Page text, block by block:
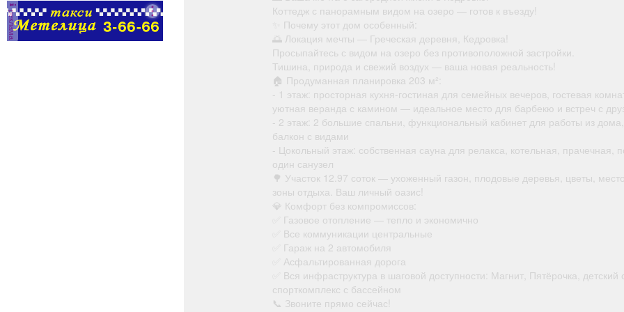
администраторов.
Условия: График:
Сменный Занятость:
Постоянная Способ
реклама
Коттедж с панорамным видом на озеро — готов к въезду!
✨ Почему этот дом особенный:
🌅 Локация мечты — Греческая деревня, Кедровка!
Просыпайтесь с видом на озеро без противоположной застройки.
Тишина, природа и свежий воздух — ваша новая реальность!
🏠 Продуманная планировка 203 м²:
- 1 этаж: просторная кухня-гостиная для семейных вечеров, гостевая
уютная веранда с камином — идеальное место для барбекю и встреч с
- 2 этаж: 2 большие спальни, функциональный кабинет для работы из
балкон с видами
- Цокольный этаж: собственная сауна для релакса, котельная, прачечная,
один санузел
🌳 Участок 12.97 соток — ухоженный газон, плодовые деревья, цветы,
зоны отдыха. Ваш личный оазис!
💎 Комфорт без компромиссов:
✅ Газовое отопление — тепло и экономично
✅ Все коммуникации центральные
✅ Гараж на 2 автомобиля
✅ Асфальтированная дорога
✅ Вся инфраструктура в шаговой доступности: Магнит, Пятёрочка, детский
спорткомплекс с бассейном
📞 Звоните прямо сейчас!